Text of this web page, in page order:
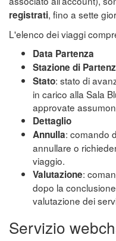
registrati, fino a sette
L'elenco dei viaggi
Data Partenza
Stazione di
Stato: stato di
in carico alla Sala
approvate
Dettaglio
Annulla: comando
annullare o
viaggio.
Valutazione:
dopo la
valutazione dei
Servizio